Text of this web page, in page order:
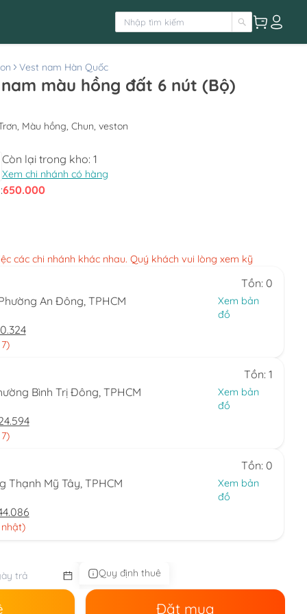
Vest nam Hàn Quốc
màu hồng đất 6 nút (Bộ)
Màu hồng, Chun, veston
Còn lại trong kho: 1
Xem chi nhánh có hàng
650.000
các chi nhánh khác nhau. Quý khách vui lòng xem kỹ
Tồn: 0
An Đông, TPHCM
Xem bản
đồ
Tồn: 1
Bình Trị Đông, TPHCM
Xem bản
đồ
Tồn: 0
Thạnh Mỹ Tây, TPHCM
Xem bản
đồ
Quy định thuê
Đặt mua